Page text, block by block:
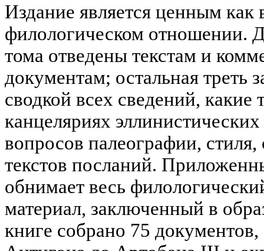
Издание является ценным как
филологическом отношении.
тома отведены текстам и
документам; остальная треть
сводкой всех сведений, какие
канцеляриях
вопросов палеографии,
текстов посланий.
обнимает весь
материал, заключенный в
книге собрано 75